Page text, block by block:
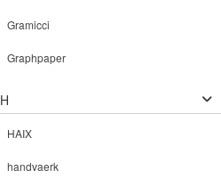
Gramicci
Graphpaper
H
HAIX
handvaerk